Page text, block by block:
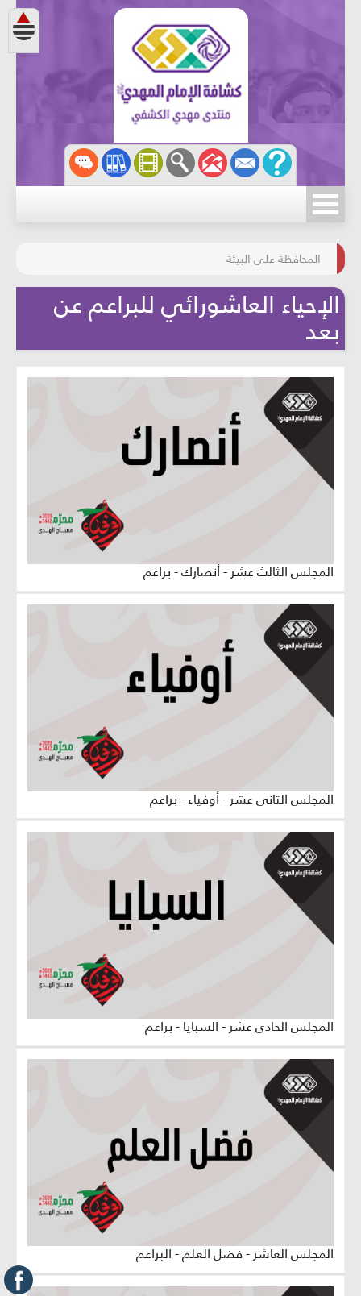
مسابقة الركب الحسينيّ
المحافظة على البيئة
الإحياء العاشورائي للبراعم عن
بعد
المجلس الثالث عشر - أنصارك - براعم
المجلس الثاني عشر - أوفياء - براعم
المجلس الحادي عشر - السبايا - براعم
المجلس العاشر - فضل العلم - البراعم